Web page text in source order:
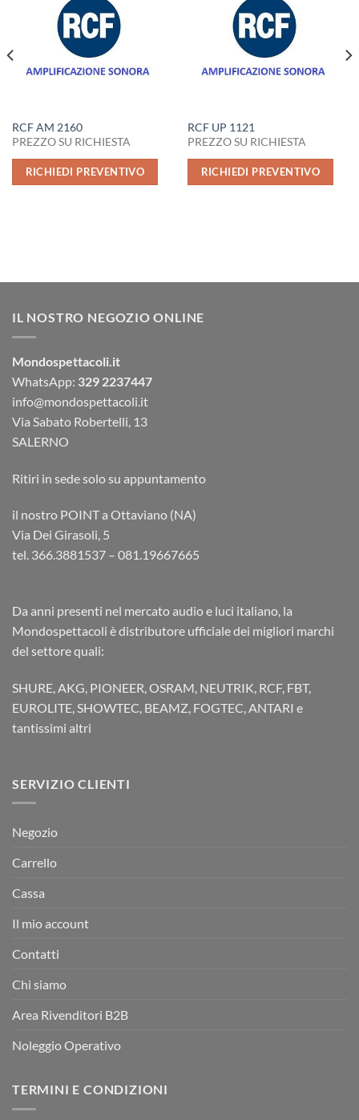
RCF AM 2160
PREZZO SU RICHIESTA
RICHIEDI PREVENTIVO
RCF UP 1121
PREZZO SU RICHIESTA
RICHIEDI PREVENTIVO
IL NOSTRO NEGOZIO ONLINE
Mondospettacoli.it
WhatsApp: 329 2237447
info@mondospettacoli.it
Via Sabato Robertelli, 13
SALERNO
Ritiri in sede solo su appuntamento
il nostro POINT a Ottaviano (NA)
Via Dei Girasoli, 5
tel. 366.3881537 – 081.19667665
Da anni presenti nel mercato audio e luci italiano, la
Mondospettacoli è distributore ufficiale dei migliori marchi
del settore quali:
SHURE, AKG, PIONEER, OSRAM, NEUTRIK, RCF, FBT,
EUROLITE, SHOWTEC, BEAMZ, FOGTEC, ANTARI e
tantissimi altri
SERVIZIO CLIENTI
Negozio
Carrello
Cassa
Il mio account
Contatti
Chi siamo
Area Rivenditori B2B
Noleggio Operativo
TERMINI E CONDIZIONI